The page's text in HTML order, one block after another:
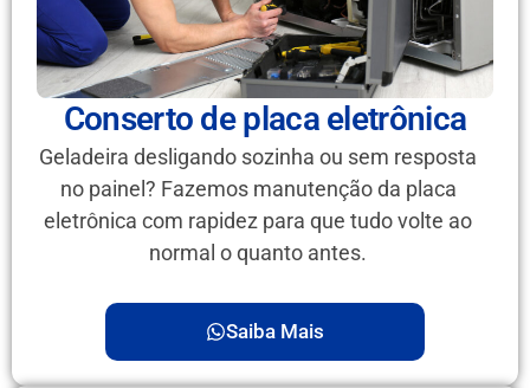
Conserto de placa eletrônica
Geladeira desligando sozinha ou sem resposta
no painel? Fazemos manutenção da placa
eletrônica com rapidez para que tudo volte ao
normal o quanto antes.
Saiba Mais